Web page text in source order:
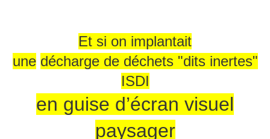
Et si on implantait
une décharge de déchets "dits inertes"
ISDI
en guise d’écran visuel
paysager